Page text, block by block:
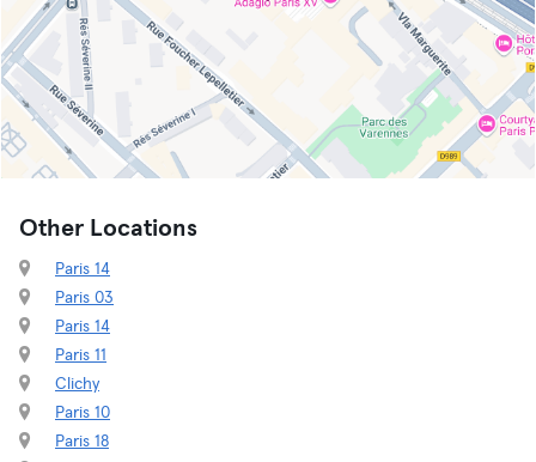
Other Locations
Paris 14
Paris 03
Paris 14
Paris 11
Clichy
Paris 10
Paris 18